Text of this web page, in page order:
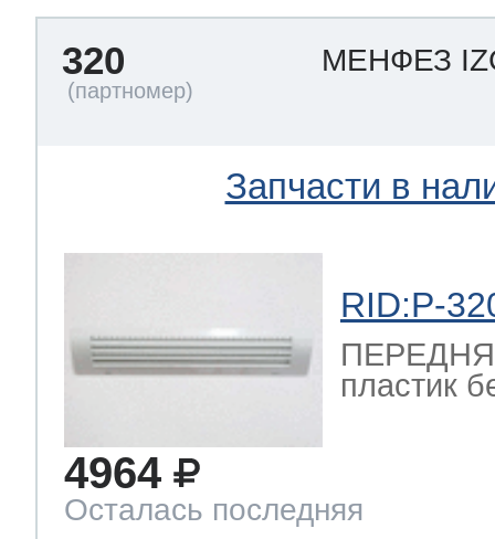
320 МЕНФЕЗ
Запчасти в
RID:P-
пластик
4964
Осталась последняя